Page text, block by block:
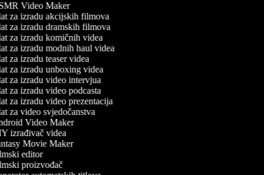
Video Maker
za izradu akcijskih filmova
za izradu dramskih filmova
za izradu komičnih videa
za izradu modnih haul videa
za izradu teaser videa
za izradu unboxing videa
za izradu video intervjua
za izradu video podcasta
za izradu video prezentacija
za video svjedočanstva
Video Maker
izrađivač videa
Movie Maker
editor
proizvođač